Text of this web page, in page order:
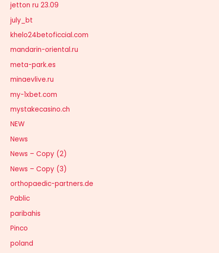
jetton ru 23.09
july_bt
khelo24betoficcial.com
mandarin-oriental.ru
meta-park.es
minaevlive.ru
my-1xbet.com
mystakecasino.ch
NEW
News
News – Copy (2)
News – Copy (3)
orthopaedic-partners.de
Pablic
paribahis
Pinco
poland